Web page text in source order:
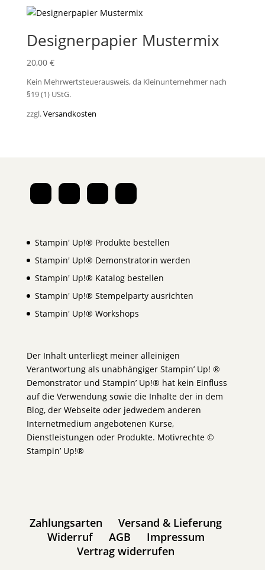
Designerpapier Mustermix
20,00 €
Kein Mehrwertsteuerausweis, da Kleinunternehmer nach
§19 (1) UStG.
zzgl.Versandkosten
Stampin' Up!® Produkte bestellen
Stampin' Up!® Demonstratorin werden
Stampin' Up!® Katalog bestellen
Stampin' Up!® Stempelparty ausrichten
Stampin' Up!® Workshops
Der Inhalt unterliegt meiner alleinigen
Verantwortung als unabhängiger Stampin’ Up! ®
Demonstrator und Stampin’ Up!® hat kein Einfluss
auf die Verwendung sowie die Inhalte der in dem
Blog, der Webseite oder jedwedem anderen
Internetmedium angebotenen Kurse,
Dienstleistungen oder Produkte. Motivrechte ©
Stampin’ Up!®
Zahlungsarten
Versand & Lieferung
Widerruf
AGB
Impressum
Vertrag widerrufen